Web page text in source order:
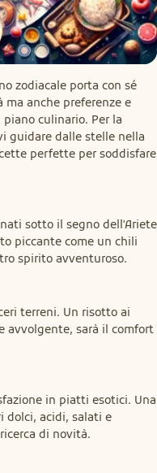
zodiacale porta con sé
anche preferenze e
culinario. Per la
guidare dalle stelle nella
perfette per soddisfare
sotto il segno dell'Ariete
piccante come un chili
spirito avventuroso.
terreni. Un risotto ai
avvolgente, sarà il comfort
in piatti esotici. Una
dolci, acidi, salati e
di novità.